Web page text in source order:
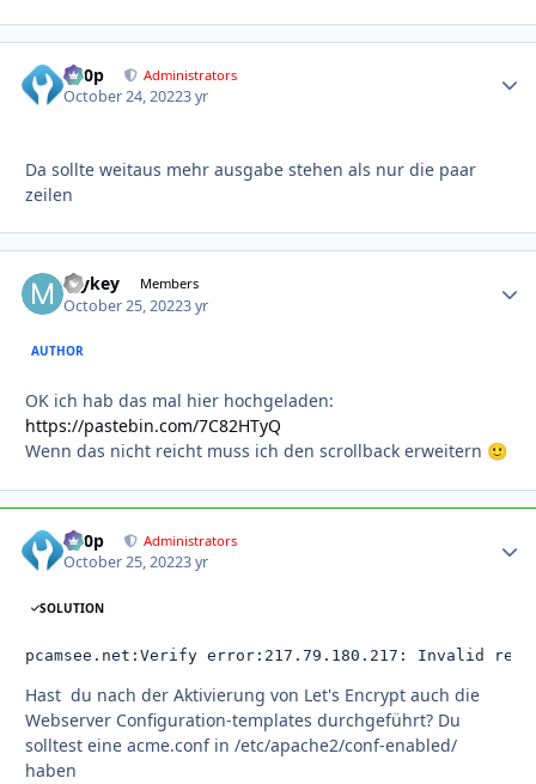
d00p Administrators
October 24, 20223 yr
Da sollte weitaus mehr ausgabe stehen als nur die paar
zeilen
mykey Members
October 25, 20223 yr
AUTHOR
OK ich hab das mal hier hochgeladen:
https://pastebin.com/7C82HTyQ
Wenn das nicht reicht muss ich den scrollback erweitern 🙂
d00p Administrators
October 25, 20223 yr
SOLUTION
pcamsee.net:Verify error:217.79.180.217: Invalid
Hast du nach der Aktivierung von Let's Encrypt auch die
Webserver Configuration-templates durchgeführt? Du
solltest eine acme.conf in /etc/apache2/conf-enabled/
haben